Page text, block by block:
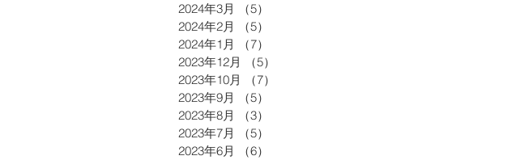
2024年3月
（5）
2024年2月
（5）
2024年1月
（7）
2023年12月
（5）
2023年10月
（7）
2023年9月
（5）
2023年8月
（3）
2023年7月
（5）
2023年6月
（6）